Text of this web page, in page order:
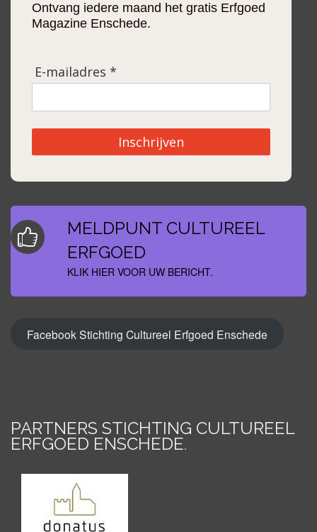
Ontvang iedere maand het gratis Erfgoed
Magazine Enschede.
E-mailadres *
Inschrijven
MELDPUNT CULTUREEL
ERFGOED
KLIK HIER VOOR UW BERICHT.
Facebook Stichting Cultureel Erfgoed Enschede
PARTNERS STICHTING CULTUREEL
ERFGOED ENSCHEDE.